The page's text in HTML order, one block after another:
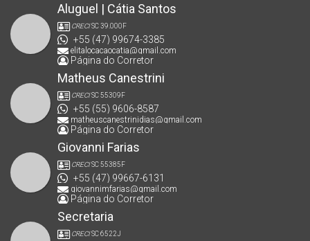
Aluguel | Cátia Santos
CRECISC 39.000F
+55 (47) 99674-3385
elitalocacaocatia@gmail.com
Página do Corretor
Matheus Canestrini
CRECISC 55309F
+55 (55) 9606-8587
matheuscanestrinidias@gmail.com
Página do Corretor
Giovanni Farias
CRECISC 55385F
+55 (47) 99667-6131
giovannimfarias@gmail.com
Página do Corretor
Secretaria
CRECISC 6522J